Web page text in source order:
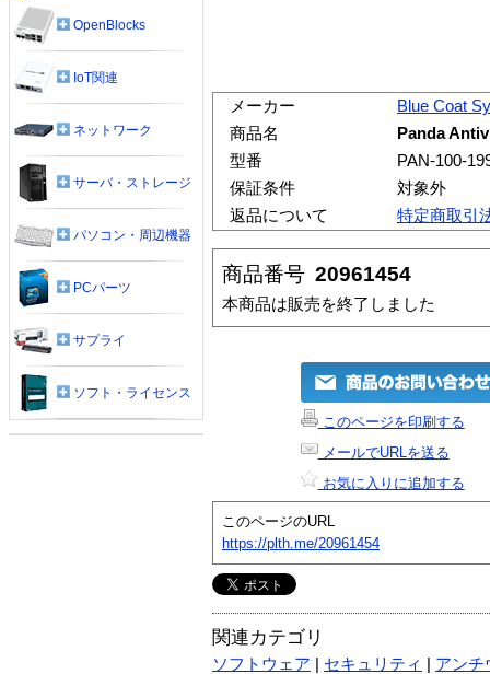
メーカー
Blue Coat
商品名
Panda
型番
PAN-100-
保証条件
対象外
返品について
特定商取引
商品番号 20961454
本商品は販売を終了しました
このページを印刷する
メールでURLを送る
お気に入りに追加する
このページのURL
https://plth.me/20961454
関連カテゴリ
ソフトウェア セキュリティ アンチ
OpenBlocks
IoT関連
ネットワーク
サーバ・ストレージ
パソコン・周辺機器
PCパーツ
サプライ
ソフト・ライセンス